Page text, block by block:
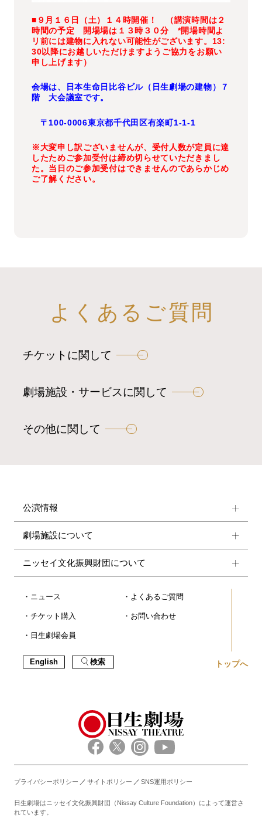
■９月１６日（土）１４時開催！ （講演時間は２
時間の予定 開場場は１３時３０分 *開場時間よ
リ前には建物に入れない可能性がございます。13:
30以降にお越しいただけますようご協力をお願い
申し上げます）
会場は、日本生命日比谷ビル（日生劇場の建物）７
階 大会議室です。
〒100-0006東京都千代田区有楽町1-1-1
※大変申し訳ございませんが、受付人数が定員に達
したためご参加受付は締め切らせていただきまし
た。当日のご参加受付はできませんのであらかじめ
ご了解ください。
よくあるご質問
チケットに関して
劇場施設・サービスに関して
その他に関して
公演情報
劇場施設について
ニッセイ文化振興財団について
ニュース
チケット購入
日生劇場会員
よくあるご質問
お問い合わせ
English 検索 トップへ
日生劇場はニッセイ文化振興財団（Nissay Culture Foundation）によって運営さ
れています。
プライバシーポリシー サイトポリシー SNS運用ポリシー